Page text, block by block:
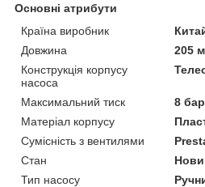
Основні атрибути
Країна виробник
Довжина
205
Конструкція корпусу
насоса
Максимальний тиск
8 бар
Матеріал корпусу
Сумісність з вентилями
Стан
Тип насосу